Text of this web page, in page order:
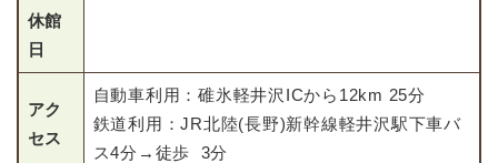
休館
日
アク
セス
自動車利用：碓氷軽井沢ICから12km 25分
鉄道利用：JR北陸(長野)新幹線軽井沢駅下車バ
ス4分→徒歩 3分